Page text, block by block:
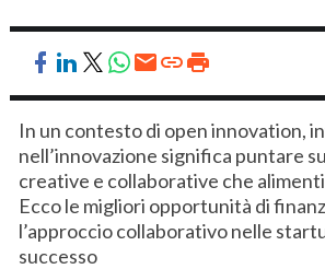
In un contesto di open innovation,
nell’innovazione significa puntare
creative e collaborative che
Ecco le migliori opportunità di
l’approccio collaborativo nelle
successo